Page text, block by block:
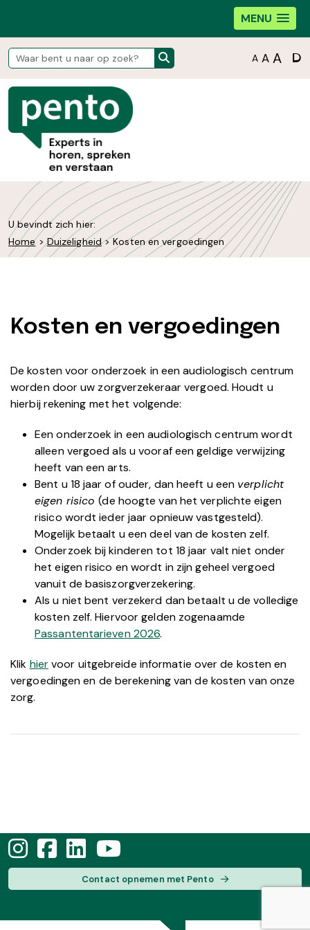
MENU
A A A D
U bevindt zich hier:
Home>Duizeligheid>Kosten en vergoedingen
Kosten en vergoedingen
De kosten voor onderzoek in een audiologisch centrum
worden door uw zorgverzekeraar vergoed. Houdt u
hierbij rekening met het volgende:
Een onderzoek in een audiologisch centrum wordt
alleen vergoed als u vooraf een geldige verwijzing
heeft van een arts.
Bent u 18 jaar of ouder, dan heeft u een verplicht
eigen risico(de hoogte van het verplichte eigen
risico wordt ieder jaar opnieuw vastgesteld).
Mogelijk betaalt u een deel van de kosten zelf.
Onderzoek bij kinderen tot 18 jaar valt niet onder
het eigen risico en wordt in zijn geheel vergoed
vanuit de basiszorgverzekering.
Als u niet bent verzekerd dan betaalt u de volledige
kosten zelf. Hiervoor gelden zogenaamde
Passantentarieven 2026.
Klik hiervoor uitgebreide informatie over de kosten en
vergoedingen en de berekening van de kosten van onze
zorg.
Contact opnemen met Pento